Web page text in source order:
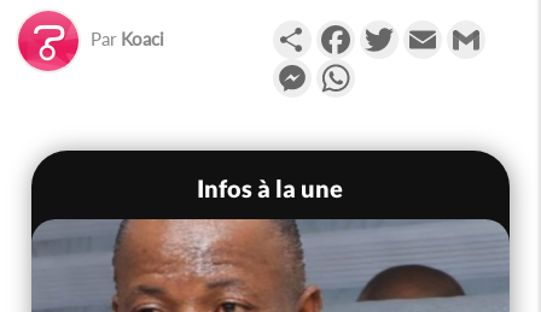
Par Koaci PartagerFacebookTwitterEmail
Messenger
Infos à la une